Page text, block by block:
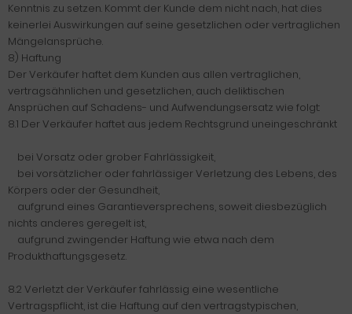
Kenntnis zu setzen. Kommt der Kunde dem nicht nach, hat dies
keinerlei Auswirkungen auf seine gesetzlichen oder vertraglichen
Mängelansprüche.
8) Haftung
Der Verkäufer haftet dem Kunden aus allen vertraglichen,
vertragsähnlichen und gesetzlichen, auch deliktischen
Ansprüchen auf Schadens- und Aufwendungsersatz wie folgt:
8.1 Der Verkäufer haftet aus jedem Rechtsgrund uneingeschränkt
bei Vorsatz oder grober Fahrlässigkeit,
bei vorsätzlicher oder fahrlässiger Verletzung des Lebens, des
Körpers oder der Gesundheit,
aufgrund eines Garantieversprechens, soweit diesbezüglich
nichts anderes geregelt ist,
aufgrund zwingender Haftung wie etwa nach dem
Produkthaftungsgesetz.
8.2 Verletzt der Verkäufer fahrlässig eine wesentliche
Vertragspflicht, ist die Haftung auf den vertragstypischen,